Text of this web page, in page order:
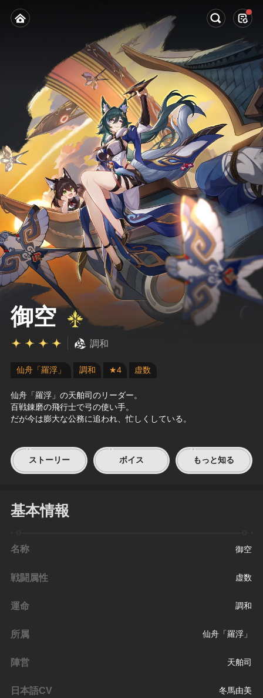
御空
調和
仙舟「羅浮」 調和 ★4 虚数
仙舟「羅浮」の天舶司のリーダー。
百戦錬磨の飛行士で弓の使い手。
だが今は膨大な公務に追われ、忙しくしている。
ストーリー ボイス もっと知る
基本情報
名称 御空
戦闘属性 虚数
運命 調和
所属 仙舟「羅浮」
陣営 天舶司
日本語CV 冬馬由美